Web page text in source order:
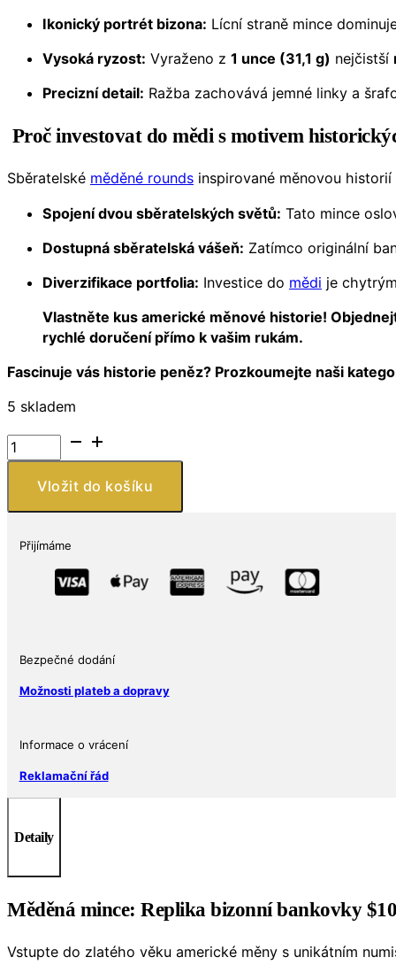
Ikonický portrét bizona: Lícní straně mince
Vysoká ryzost: Vyraženo z 1 unce (31,1 g) nejčistší
Precizní detail: Ražba zachovává jemné linky a
Proč investovat do mědi s motivem
Sběratelské měděné rounds inspirované měnovou
Spojení dvou sběratelských světů: Tato mince
Dostupná sběratelská vášeň: Zatímco originální
Diverzifikace portfolia: Investice do mědi je
Vlastněte kus americké měnové historie!
rychlé doručení přímo k vašim rukám.
Fascinuje vás historie peněz? Prozkoumejte naši
5 skladem
Private
Mint
Měděná
bizonních
(Bison)
Vložit do košíku
Přijímáme
Bezpečné dodání
Možnosti plateb a dopravy
Informace o vrácení
Reklamační řád
Detaily
Měděná mince: Replika bizonní bankovky
Vstupte do zlatého věku americké měny s unikátním